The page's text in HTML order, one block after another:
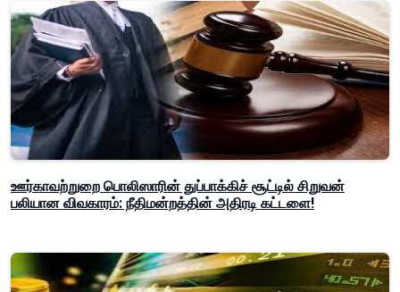
ஊர்காவற்றுறை பொலிஸாரின் துப்பாக்கிச் சூட்டில் சிறுவன்
பலியான விவகாரம்: நீதிமன்றத்தின் அதிரடி கட்டளை!